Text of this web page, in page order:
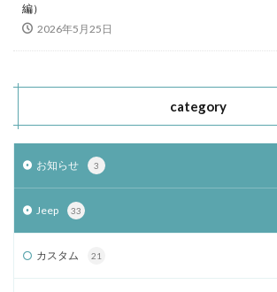
編）
2026年5月25日
category
お知らせ 3
Jeep 33
カスタム 21